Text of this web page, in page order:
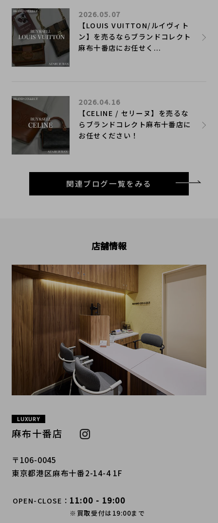
【LOUIS VUITTON/ルイヴィト
ン】を売るならブランドコレクト
麻布十番店にお任せく...
2026.05.07
【CELINE / セリーヌ】を売るな
らブランドコレクト麻布十番店に
お任せください！
2026.04.16
関連ブログ一覧をみる
店舗情報
LUXURY
麻布十番店
〒106-0045
東京都港区麻布十番2-14-4 1F
OPEN-CLOSE 11:00 - 19:00
※買取受付は19:00まで